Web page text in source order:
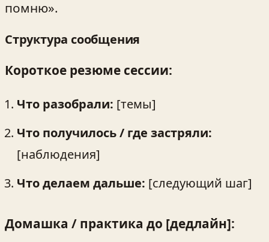
помню».
Структура сообщения
Короткое резюме сессии:
Что разобрали: [темы]
Что получилось / где застряли:
[наблюдения]
Что делаем дальше: [следующий шаг]
Домашка / практика до [дедлайн]: